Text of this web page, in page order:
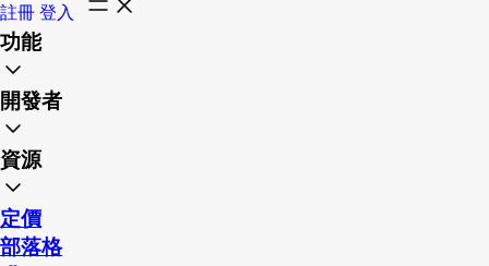
註冊 登入
功能
開發者
資源
定價
部落格